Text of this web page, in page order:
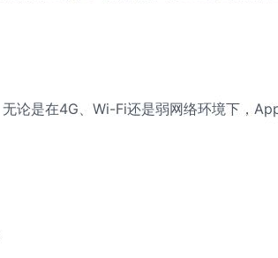
论是在4G、Wi-Fi还是弱网络环境下，